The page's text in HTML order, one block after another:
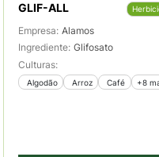
GLIF-ALL
Empresa: Alamos
Ingrediente: Glifosato
Culturas:
Algodão Arroz Café +8